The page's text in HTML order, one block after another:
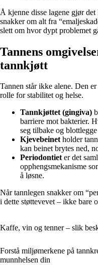
Å kjenne disse lagene gjør
snakker om alt fra
slett om hvor dypt problemet
Tannens
tannkjøtt
Tannen står ikke alene. Den
rolle for stabilitet og helse.
Tannkjøttet (gingiva)
barriere mot bakterier.
seg tilbake og
Kjevebeinetholder
kan beinet brytes ned,
Periodontieter det
opphengsmekanisme
å løsne.
Når tannlegen snakker om
i dette støttevevet – ikke bare
Kaffe, vin og tenner – slik
Forstå miljømerkene på
munnhelsen din